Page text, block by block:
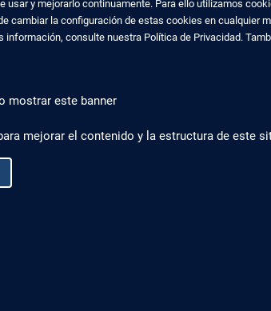
usar y mejorarlo continuamente. Para ello utilizamos
cambiar la configuración de estas cookies en cualquier
información, consulte nuestra Política de Privacidad.
mostrar este banner
mejorar el contenido y la estructura de este